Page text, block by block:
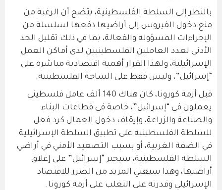
بالنظر إلى السلطة الفلسطينية، يتضح أن الرغبة من
منع دخول الفيروس إلى أراضيها دفعها لسلسلة من
الإجراءات المسؤولة والفعالة، بما في ذلك تقليل الحد
الأدنى لعدد العاملين الفلسطينيين لدى أماكن العمل
الإسرائيلية، ولهذا القرار أهمية اقتصادية مباشرة على
“إسرائيل”، وليس فقط على الساحة الفلسطينية.
قبل أزمة كورونا، كان هناك 140 ألف عامل فلسطيني
يعملون في “إسرائيل”، خاصة في قطاعات البناء
والصناعة والزراعة، وإيقاف دخول العمال كرد فعل
للسلطة الفلسطينية على تطبيق السلطة الإسرائيلية
في الضفة الغربية، أو بسبب التصعيد الأمني ​​في أراضي
السلطة الفلسطينية، سيجبر “إسرائيل” على إغلاق
أراضيها، وهذا سيعني المزيد من الضرر للاقتصاد
الإسرائيلي وقدرته على التغلب على أزمة كورونا.